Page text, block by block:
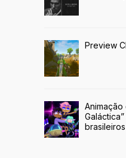
Preview
Animação